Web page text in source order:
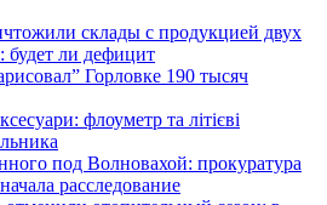
склады с продукцией двух
будет ли дефицит
Горловке 190 тысяч
флоуметр та літієві
под Волновахой: прокуратура
расследование